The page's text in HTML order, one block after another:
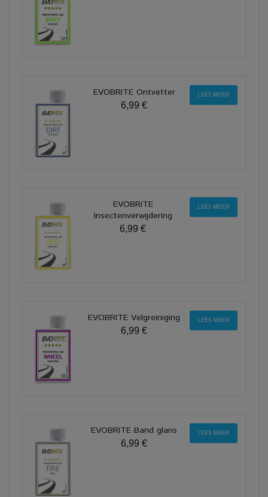
EVOBRITE Ontvetter
6,99 €
LEES MEER
EVOBRITE
Insectenverwijdering
6,99 €
LEES MEER
EVOBRITE Velgreiniging
6,99 €
LEES MEER
EVOBRITE Band glans
6,99 €
LEES MEER